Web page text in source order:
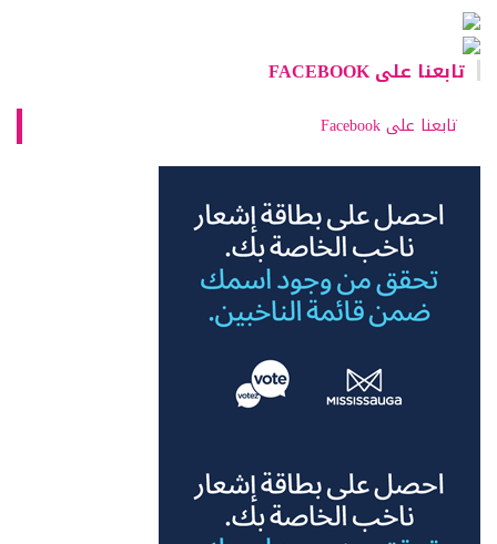
تابعنا على FACEBOOK
تابعنا على Facebook